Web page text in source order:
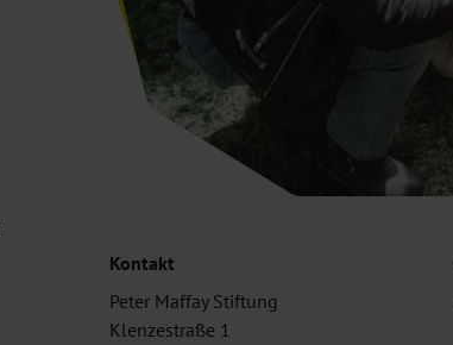
Kontakt
Peter Maffay Stiftung
Klenzestraße 1